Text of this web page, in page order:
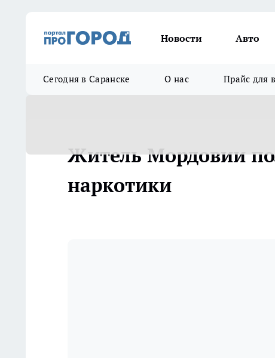
Новости Авто
Сегодня в Саранске О нас Прайс для
Житель Мордовии
наркотики